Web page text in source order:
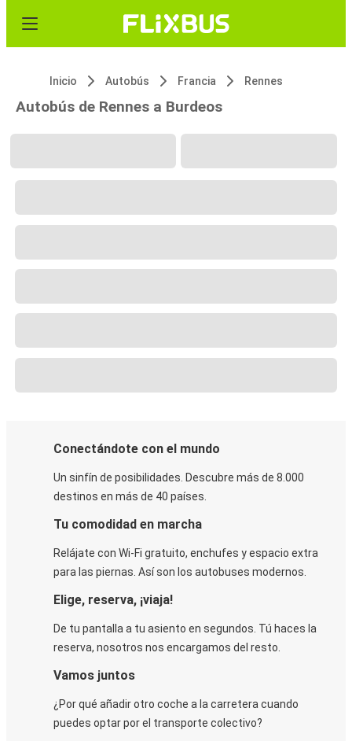
Inicio Autobús Francia Rennes
Autobús de Rennes a Burdeos
Conectándote con el mundo
Un sinfín de posibilidades. Descubre más de 8.000
destinos en más de 40 países.
Tu comodidad en marcha
Relájate con Wi-Fi gratuito, enchufes y espacio extra
para las piernas. Así son los autobuses modernos.
Elige, reserva, ¡viaja!
De tu pantalla a tu asiento en segundos. Tú haces la
reserva, nosotros nos encargamos del resto.
Vamos juntos
¿Por qué añadir otro coche a la carretera cuando
puedes optar por el transporte colectivo?